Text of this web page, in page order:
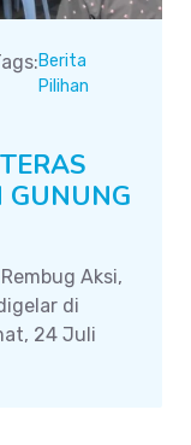
Berita
Pilihan
GUNUNG
Aksi,
di
24 Juli